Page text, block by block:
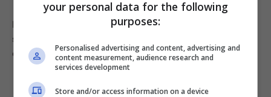
Per un tocco più goloso puoiaggiungere della ricotta
salata grattugiata
di melanzana grigliate per creare delle mini “pizzette”.
your personal data for the following
purposes:
Personalised advertising and content, advertising and
content measurement, audience research and
services development
Store and/or access information on a device